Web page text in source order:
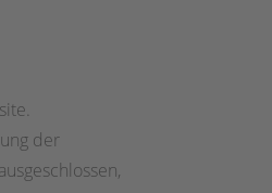
der